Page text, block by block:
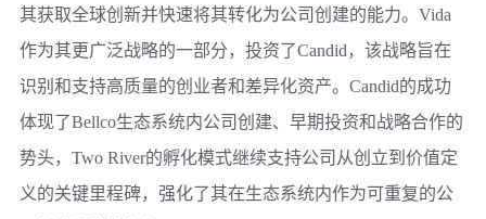
其获取全球创新并快速将其转化为公司创建的能力。Vida
作为其更广泛战略的一部分，投资了Candid，该战略旨在
识别和支持高质量的创业者和差异化资产。Candid的成功
体现了Bellco生态系统内公司创建、早期投资和战略合作的
势头，Two River的孵化模式继续支持公司从创立到价值定
义的关键里程碑，强化了其在生态系统内作为可重复的公